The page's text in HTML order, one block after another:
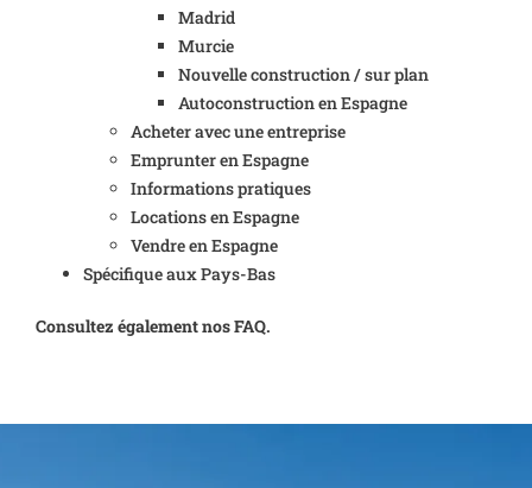
Madrid
Murcie
Nouvelle construction / sur plan
Autoconstruction en Espagne
Acheter avec une entreprise
Emprunter en Espagne
Informations pratiques
Locations en Espagne
Vendre en Espagne
Spécifique aux Pays-Bas
Consultez également nos FAQ.